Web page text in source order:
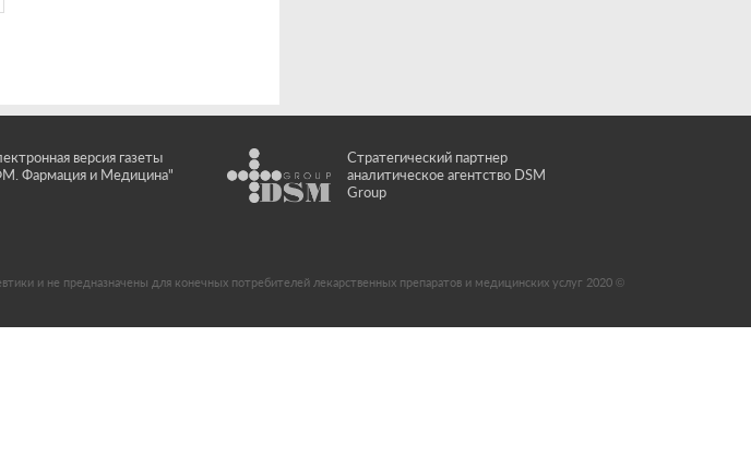
версия газеты
Фармация и Медицина"
Стратегический партнер
аналитическое агентство DSM
Group
и не предназначены для конечных потребителей лекарственных препаратов и медицинских услуг 2020 ©